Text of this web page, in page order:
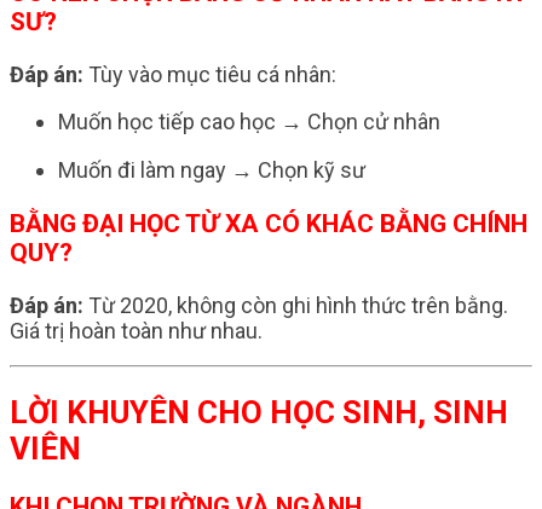
SƯ?
Đáp án: Tùy vào mục tiêu cá nhân:
Muốn học tiếp cao học → Chọn cử nhân
Muốn đi làm ngay → Chọn kỹ sư
BẰNG ĐẠI HỌC TỪ XA CÓ KHÁC BẰNG CHÍNH
QUY?
Đáp án: Từ 2020, không còn ghi hình thức trên bằng.
Giá trị hoàn toàn như nhau.
LỜI KHUYÊN CHO HỌC SINH, SINH
VIÊN